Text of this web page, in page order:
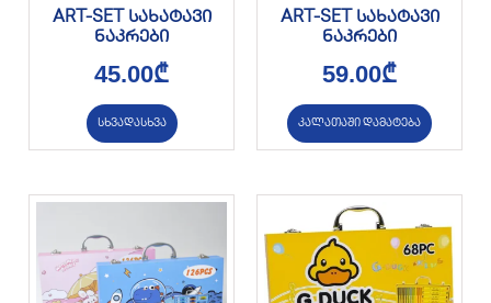
ART-SET სახატავი
ნაკრები
45.00₾
სხვადასხვა
ART-SET სახატავი
ნაკრები
59.00₾
კალათაში დამატება